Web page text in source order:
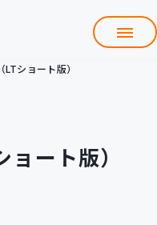
ショート版）
ート版）